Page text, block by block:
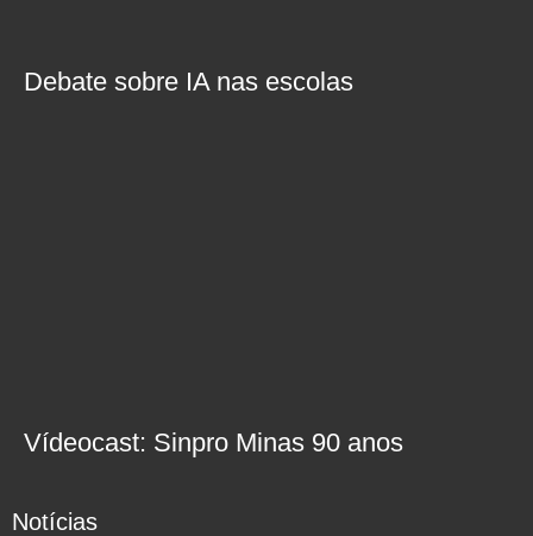
Debate sobre IA nas escolas
Vídeocast: Sinpro Minas 90 anos
Notícias